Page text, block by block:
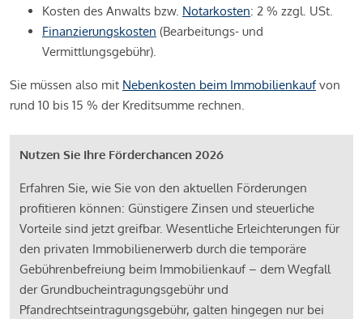
Kosten des Anwalts bzw. Notarkosten: 2 % zzgl. USt.
Finanzierungskosten (Bearbeitungs- und
Vermittlungsgebühr).
Sie müssen also mit Nebenkosten beim Immobilienkaufvon
rund 10 bis 15 % der Kreditsumme rechnen.
Nutzen Sie Ihre Förderchancen 2026
Erfahren Sie, wie Sie von den aktuellen Förderungen
profitieren können: Günstigere Zinsen und steuerliche
Vorteile sind jetzt greifbar. Wesentliche Erleichterungen für
den privaten Immobilienerwerb durch die temporäre
Gebührenbefreiung beim Immobilienkauf – dem Wegfall
der Grundbucheintragungsgebühr und
Pfandrechtseintragungsgebühr, galten hingegen nur bei